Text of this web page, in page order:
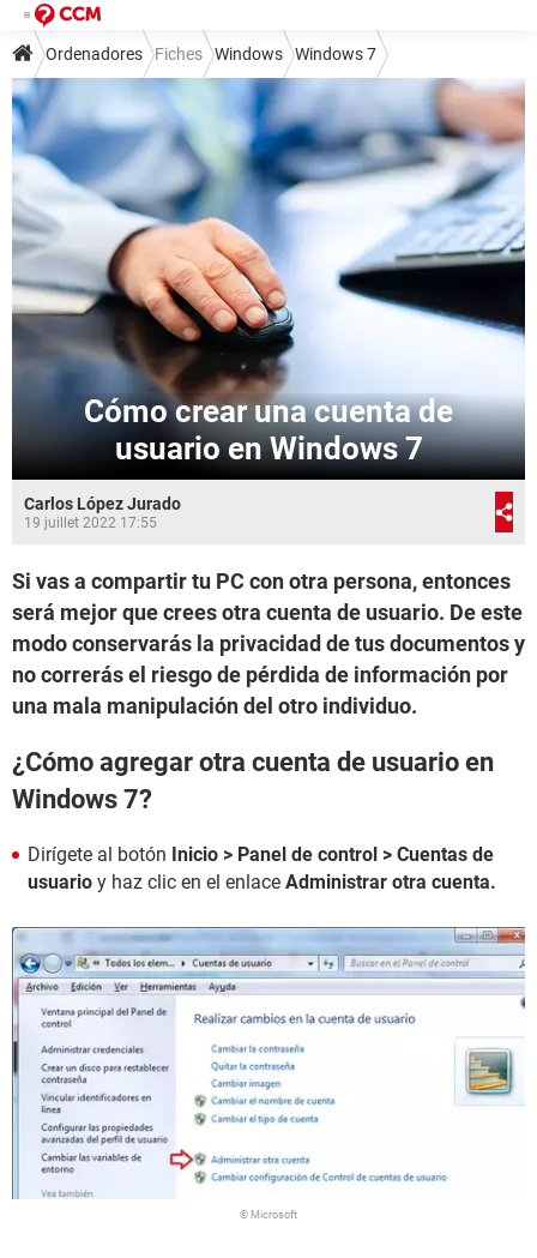
Ordenadores Fiches Windows Windows 7
Cómo crear una cuenta de
usuario en Windows 7
Carlos López Jurado
19 juillet 2022 17:55
Si vas a compartir tu PC con otra persona, entonces
será mejor que crees otra cuenta de usuario. De este
modo conservarás la privacidad de tus documentos y
no correrás el riesgo de pérdida de información por
una mala manipulación del otro individuo.
¿Cómo agregar otra cuenta de usuario en
Windows 7?
Dirígete al botón Inicio > Panel de control > Cuentas de
usuario y haz clic en el enlace Administrar otra cuenta.
© Microsoft